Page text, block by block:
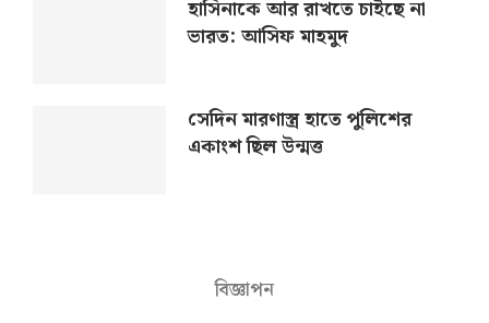
হাসিনাকে আর রাখতে চাইছে না
ভারত: আসিফ মাহমুদ
সেদিন মারণাস্ত্র হাতে পুলিশের
একাংশ ছিল উন্মত্ত
বিজ্ঞাপন